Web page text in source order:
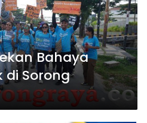
Bahaya
di Sorong